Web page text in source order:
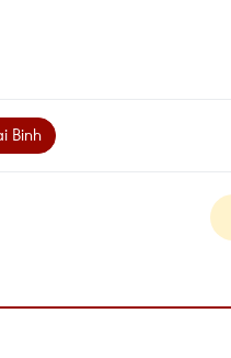
Binh